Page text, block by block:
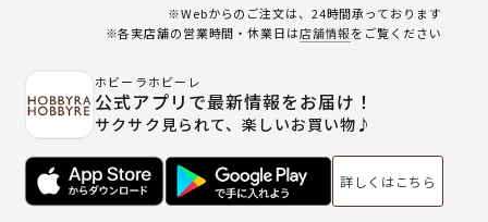
※Webからのご注文は、24時間承っております
※各実店舗の営業時間・休業日は店舗情報をご覧ください
ホビーラホビーレ
公式アプリで最新情報をお届け！
サクサク見られて、楽しいお買い物♪
詳しくはこちら